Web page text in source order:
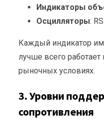
Индикаторы
Осцилляторы:
Каждый индикатор
лучше всего
рыночных условиях.
3.Уровни
сопротивления